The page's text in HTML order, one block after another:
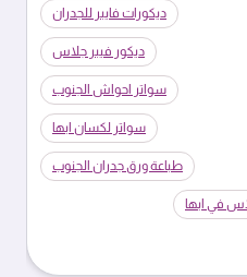
ديكورات فايبر للجدران
ديكور فيبر جلاس
سواتر احواش الجنوب
سواتر لكسان ابها
طباعة ورق جدران الجنوب
في ابها